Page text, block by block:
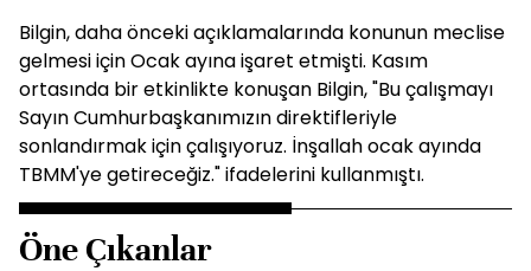
Bilgin, daha önceki açıklamalarında konunun meclise
gelmesi için Ocak ayına işaret etmişti. Kasım
ortasında bir etkinlikte konuşan Bilgin, "Bu çalışmayı
Sayın Cumhurbaşkanımızın direktifleriyle
sonlandırmak için çalışıyoruz. İnşallah ocak ayında
TBMM'ye getireceğiz." ifadelerini kullanmıştı.
Öne Çıkanlar